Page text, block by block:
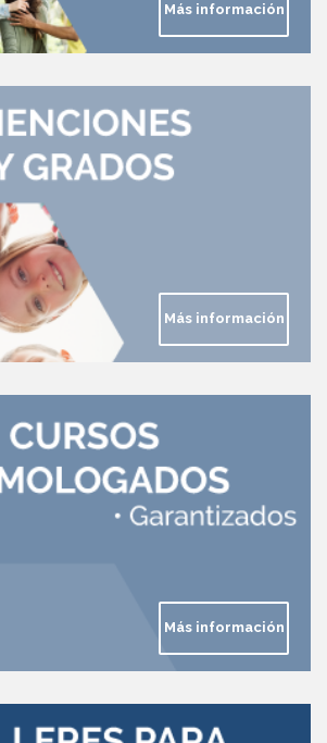
Más información
Más información
Más información